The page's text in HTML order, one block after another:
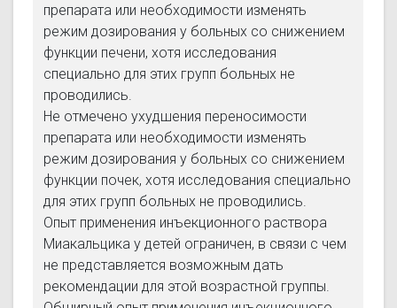
препарата или необходимости изменять
режим дозирования у больных со снижением
функции печени, хотя исследования
специально для этих групп больных не
проводились.
Не отмечено ухудшения переносимости
препарата или необходимости изменять
режим дозирования у больных со снижением
функции почек, хотя исследования специально
для этих групп больных не проводились.
Опыт применения инъекционного раствора
Миакальцика у детей ограничен, в связи с чем
не представляется возможным дать
рекомендации для этой возрастной группы.